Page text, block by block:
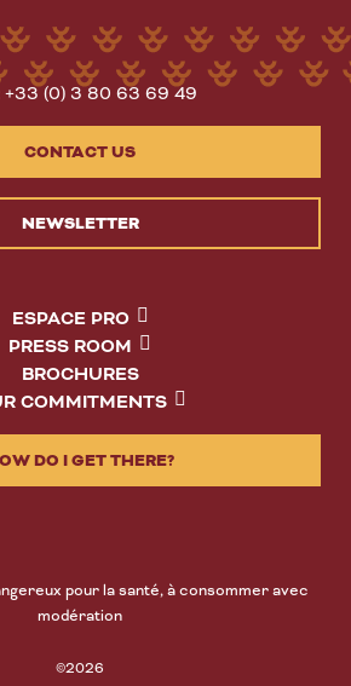
+33 (0) 3 80 63 69 49
CONTACT US
NEWSLETTER
ESPACE PRO
PRESS ROOM
BROCHURES
COMMITMENTS
DO I GET THERE?
pour la santé, à consommer avec
modération
©2026